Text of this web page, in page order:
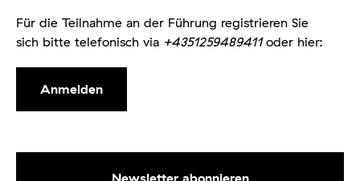
Für die Teilnahme an der Führung registrieren Sie
sich bitte telefonisch via +4351259489411oder hier:
Anmelden